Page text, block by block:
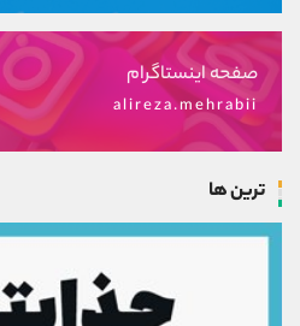
صفحه اینستاگرام
alireza.mehrabii
ترین ها